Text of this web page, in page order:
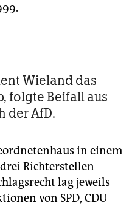
Wieland das
folgte Beifall aus
der AfD.
in einem
Richterstellen
lag jeweils
von SPD, CDU